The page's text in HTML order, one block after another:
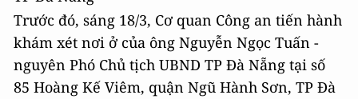
Trước đó, sáng 18/3, Cơ quan Công an tiến hành
khám xét nơi ở của ông Nguyễn Ngọc Tuấn -
nguyên Phó Chủ tịch UBND TP Đà Nẵng tại số
85 Hoàng Kế Viêm, quận Ngũ Hành Sơn, TP Đà